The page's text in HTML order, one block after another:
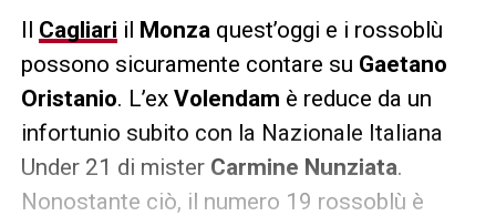
Il Cagliari il Monzaquest’oggi e i rossoblù
possono sicuramente contare su Gaetano
Oristanio. L’ex Volendam è reduce da un
infortunio subito con la Nazionale Italiana
Under 21 di mister Carmine Nunziata.
Nonostante ciò, il numero 19 rossoblù è